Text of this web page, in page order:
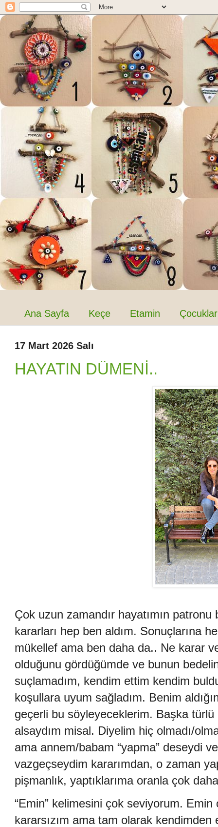
Ana Sayfa Keçe Etamin Çocuklar
17 Mart 2026 Salı
HAYATIN DÜMENİ..
Çok uzun zamandır hayatımın
kararları hep ben aldım. Sonuçlarına
mükellef ama ben daha da.. Ne karar
olduğunu gördüğümde ve bunun
suçlamadım, kendim ettim kendim
koşullara uyum sağladım. Benim
geçerli bu söyleyeceklerim. Başka türlü
alsaydım misal. Diyelim hiç olmadı/
ama annem/babam “yapma” deseydi
vazgeçseydim kararımdan, o zaman
pişmanlık, yaptıklarıma oranla çok
“Emin” kelimesini çok seviyorum.
kararsızım ama tam olarak